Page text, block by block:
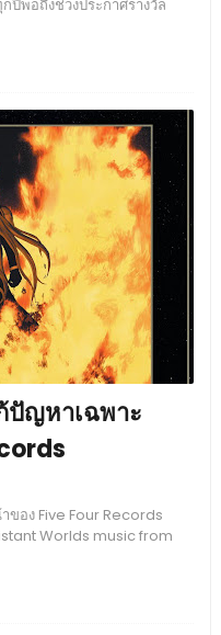
ปีพอถึงช่วงประกาศรางวัล
ปัญหาเฉพาะ
ของ Five Four Records
Worlds music from